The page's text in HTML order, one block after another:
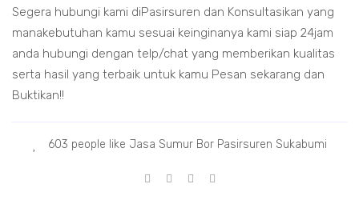
Segera hubungi kami diPasirsuren dan Konsultasikan yang
manakebutuhan kamu sesuai keinginanya kami siap 24jam
anda hubungi dengan telp/chat yang memberikan kualitas
serta hasil yang terbaik untuk kamu Pesan sekarang dan
Buktikan!!
603 people like Jasa Sumur Bor Pasirsuren Sukabumi